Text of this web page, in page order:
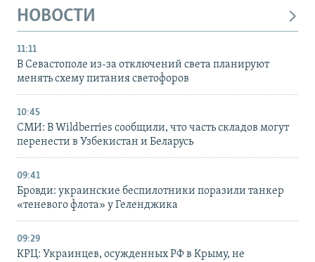
НОВОСТИ
11:11
В Севастополе из-за отключений света планируют
менять схему питания светофоров
10:45
СМИ: В Wildberries сообщили, что часть складов могут
перенести в Узбекистан и Беларусь
09:41
Бровди: украинские беспилотники поразили танкер
«теневого флота» у Геленджика
09:29
КРЦ: Украинцев, осужденных РФ в Крыму, не